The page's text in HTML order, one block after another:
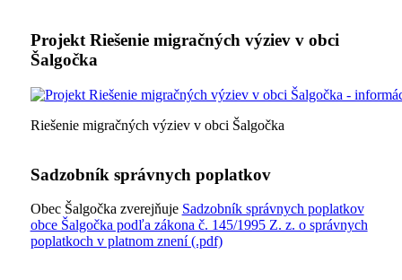
Projekt Riešenie migračných výziev v obci
Šalgočka
Riešenie migračných výziev v obci Šalgočka
Sadzobník správnych poplatkov
Obec Šalgočka zverejňuje Sadzobník správnych poplatkov
obce Šalgočka podľa zákona č. 145/1995 Z. z. o správnych
poplatkoch v platnom znení (.pdf)